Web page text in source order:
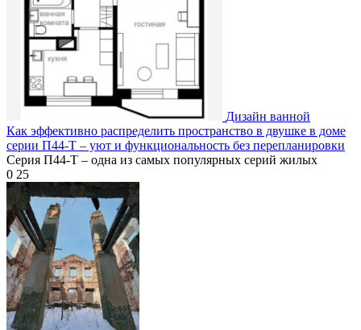
Дизайн ванной
Как эффективно распределить пространство в двушке в доме
серии П44-Т – уют и функциональность без перепланировки
Серия П44-Т – одна из самых популярных серий жилых
0 25